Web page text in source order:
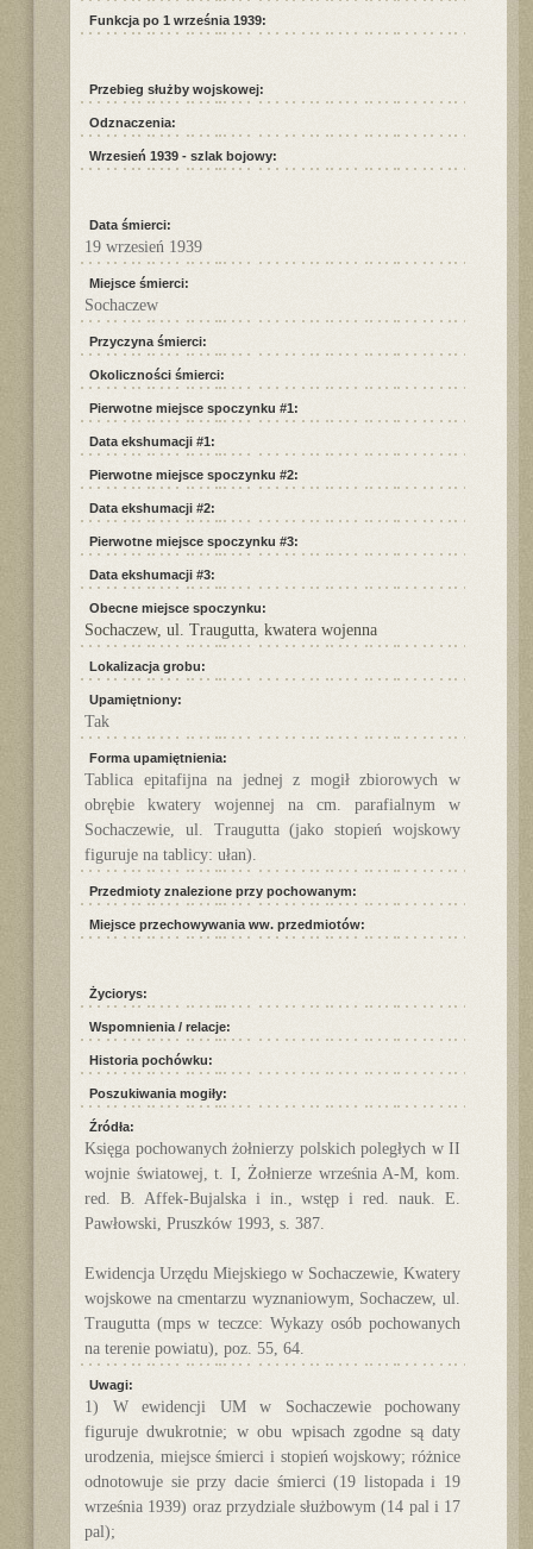
Funkcja po 1 września 1939:
Przebieg służby wojskowej:
Odznaczenia:
Wrzesień 1939 - szlak bojowy:
Data śmierci:
19 wrzesień 1939
Miejsce śmierci:
Sochaczew
Przyczyna śmierci:
Okoliczności śmierci:
Pierwotne miejsce spoczynku #1:
Data ekshumacji #1:
Pierwotne miejsce spoczynku #2:
Data ekshumacji #2:
Pierwotne miejsce spoczynku #3:
Data ekshumacji #3:
Obecne miejsce spoczynku:
Sochaczew, ul. Traugutta, kwatera wojenna
Lokalizacja grobu:
Upamiętniony:
Tak
Forma upamiętnienia:
Tablica epitafijna na jednej z mogił zbiorowych w
obrębie kwatery wojennej na cm. parafialnym w
Sochaczewie, ul. Traugutta (jako stopień wojskowy
figuruje na tablicy: ułan).
Przedmioty znalezione przy pochowanym:
Miejsce przechowywania ww. przedmiotów:
Życiorys:
Wspomnienia / relacje:
Historia pochówku:
Poszukiwania mogiły:
Źródła:
Księga pochowanych żołnierzy polskich poległych w II
wojnie światowej, t. I, Żołnierze września A-M, kom.
red. B. Affek-Bujalska i in., wstęp i red. nauk. E.
Pawłowski, Pruszków 1993, s. 387.
Ewidencja Urzędu Miejskiego w Sochaczewie, Kwatery
wojskowe na cmentarzu wyznaniowym, Sochaczew, ul.
Traugutta (mps w teczce: Wykazy osób pochowanych
na terenie powiatu), poz. 55, 64.
Uwagi:
1) W ewidencji UM w Sochaczewie pochowany
figuruje dwukrotnie; w obu wpisach zgodne są daty
urodzenia, miejsce śmierci i stopień wojskowy; różnice
odnotowuje sie przy dacie śmierci (19 listopada i 19
września 1939) oraz przydziale służbowym (14 pal i 17
pal);